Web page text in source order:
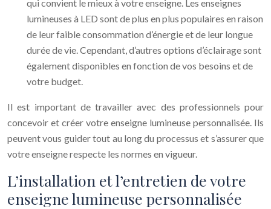
qui convient le mieux à votre enseigne. Les enseignes
lumineuses à LED sont de plus en plus populaires en raison
de leur faible consommation d’énergie et de leur longue
durée de vie. Cependant, d’autres options d’éclairage sont
également disponibles en fonction de vos besoins et de
votre budget.
Il est important de travailler avec des professionnels pour
concevoir et créer votre enseigne lumineuse personnalisée. Ils
peuvent vous guider tout au long du processus et s’assurer que
votre enseigne respecte les normes en vigueur.
L’installation et l’entretien de votre
enseigne lumineuse personnalisée